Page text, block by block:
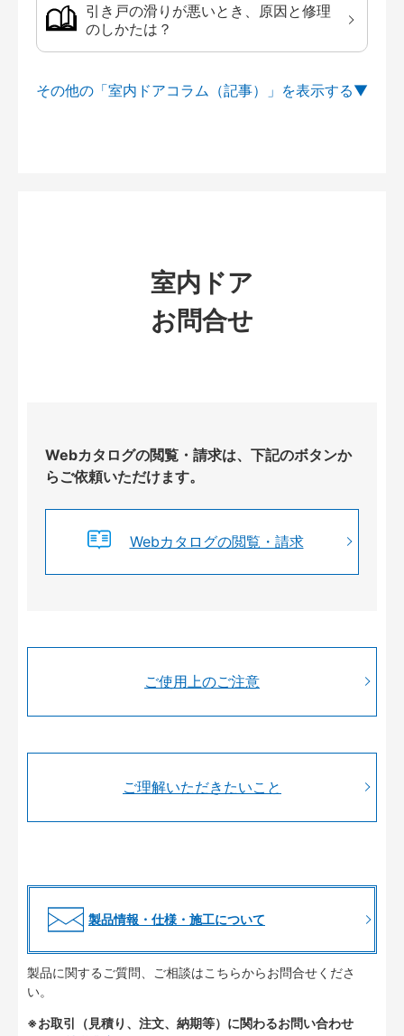
引き戸の滑りが悪いとき、原因と修理
のしかたは？
その他の「室内ドアコラム（記事）」を
室内ドア
お問合せ
Webカタログの閲覧・請求は、下記のボタンか
らご依頼いただけます。
Webカタログの閲覧・請求
ご使用上のご注意
ご理解いただきたいこと
製品情報・仕様・施工について
製品に関するご質問、ご相談はこちらからお問合せくださ
い。
※お取引（見積り、注文、納期等）に関わるお問い合わせ